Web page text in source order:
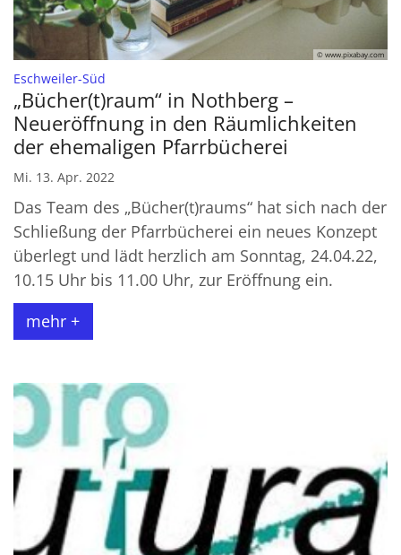
© www.pixabay.com
Eschweiler-Süd
„Bücher(t)raum“ in Nothberg –
Neueröffnung in den Räumlichkeiten
der ehemaligen Pfarrbücherei
Mi. 13. Apr. 2022
Das Team des „Bücher(t)raums“ hat sich nach der
Schließung der Pfarrbücherei ein neues Konzept
überlegt und lädt herzlich am Sonntag, 24.04.22,
10.15 Uhr bis 11.00 Uhr, zur Eröffnung ein.
mehr +